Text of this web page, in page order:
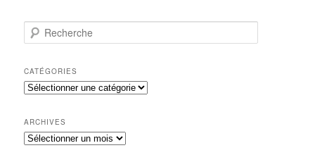
e
h
e
r
h
e
CATÉGORIES
Catégories
ARCHIVES
Archives